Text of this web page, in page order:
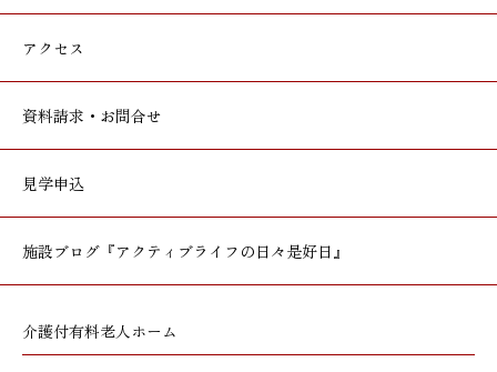
アクセス
資料請求・お問合せ
見学申込
施設ブログ 『アクティブライフの日々是好日』
介護付有料老人ホーム